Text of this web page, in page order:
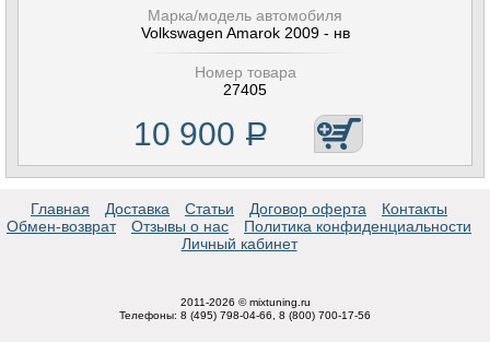
Марка/модель автомобиля
Volkswagen Amarok 2009 - нв
Номер товара
27405
10 900 Р
Главная Доставка Статьи Договор оферта
Контакты
Обмен-возврат
Отзывы о нас
Политика конфиденциальности
Личный кабинет
2011-2026 © mixtuning.ru
Телефоны: 8 (495) 798-04-66, 8 (800) 700-17-56